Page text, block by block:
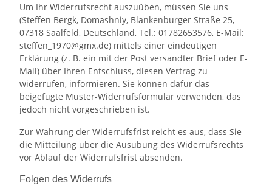
Um Ihr Widerrufsrecht auszuüben, müssen Sie uns
(Steffen Bergk, Domashniy, Blankenburger Straße 25,
07318 Saalfeld, Deutschland, Tel.: 01782653576, E-Mail:
steffen_1970@gmx.de) mittels einer eindeutigen
Erklärung (z. B. ein mit der Post versandter Brief oder E-
Mail) über Ihren Entschluss, diesen Vertrag zu
widerrufen, informieren. Sie können dafür das
beigefügte Muster-Widerrufsformular verwenden, das
jedoch nicht vorgeschrieben ist.
Zur Wahrung der Widerrufsfrist reicht es aus, dass Sie
die Mitteilung über die Ausübung des Widerrufsrechts
vor Ablauf der Widerrufsfrist absenden.
Folgen des Widerrufs